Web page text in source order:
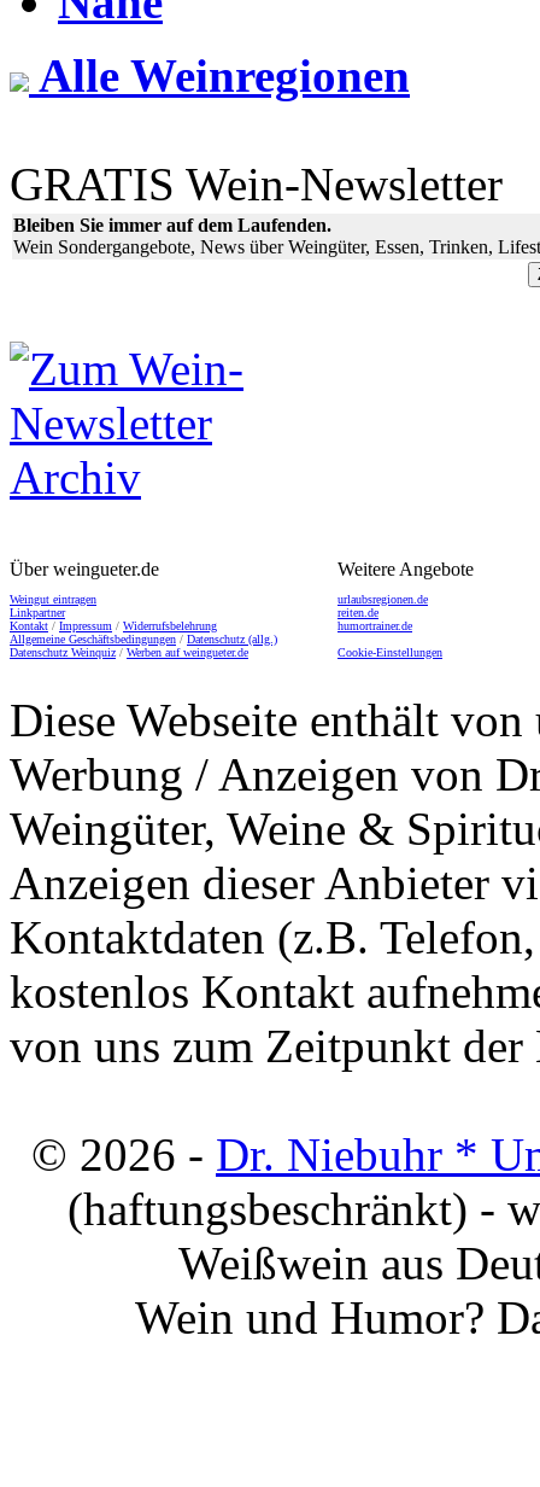
Alle Weinregionen
GRATIS Wein-Newsletter
Bleiben Sie immer auf dem Laufenden.
Wein Sondergangebote, News über Weingüter, Essen, Trinken,
Über weingueter.de
Weingut eintragen
Linkpartner
Kontakt / Impressum / Widerrufsbelehrung
Allgemeine Geschäftsbedingungen / Datenschutz (allg.)
Datenschutz Weinquiz / Werben auf weingueter.de
Weitere Angebote
urlaubsregionen.de
reiten.de
humortrainer.de
Cookie-Einstellungen
Diese Webseite enthält
Werbung / Anzeigen von
Weingüter, Weine &
Anzeigen dieser Anbieter
Kontaktdaten (z.B.
kostenlos Kontakt
von uns zum Zeitpunkt
© 2026 - Dr. Niebuhr *
(haftungsbeschränkt) -
Weißwein aus
Wein und Humor?